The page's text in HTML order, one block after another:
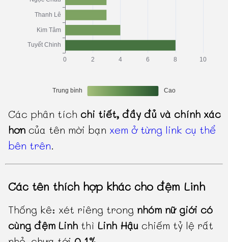
Các phân tích chi tiết, đầy đủ và chính xác
hơn của tên mời bạn xem ở từng link cụ thể
bên trên.
Các tên thích hợp khác cho đệm Linh
Thống kê: xét riêng trong nhóm nữ giới có
cùng đệm Linh thìLinh Hậu chiếm tỷ lệ rất